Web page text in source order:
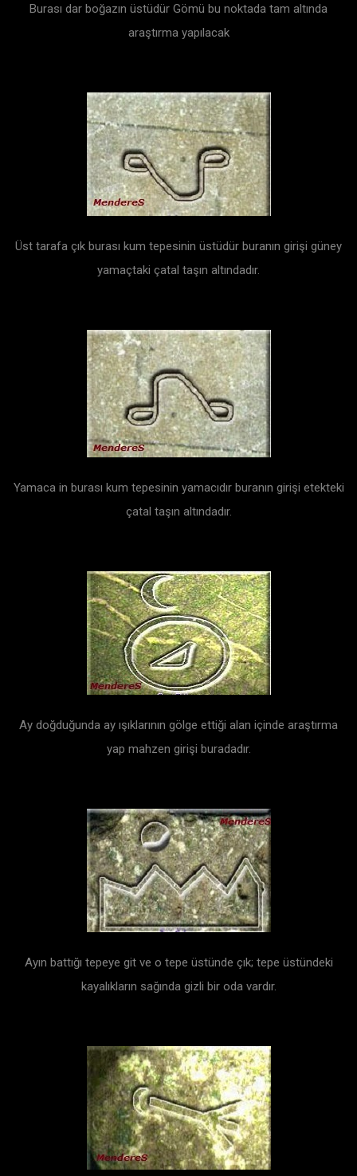
Burası dar boğazın üstüdür Gömü bu noktada tam altında
araştırma yapılacak
Üst tarafa çık burası kum tepesinin üstüdür buranın girişi güney
yamaçtaki çatal taşın altındadır.
Yamaca in burası kum tepesinin yamacıdır buranın girişi etekteki
çatal taşın altındadır.
Ay doğduğunda ay ışıklarının gölge ettiği alan içinde araştırma
yap mahzen girişi buradadır.
Ayın battığı tepeye git ve o tepe üstünde çık; tepe üstündeki
kayalıkların sağında gizli bir oda vardır.